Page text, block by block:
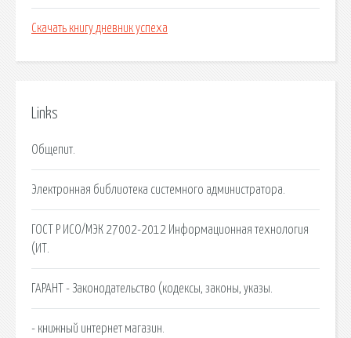
Скачать книгу дневник успеха
Links
Общепит.
Электронная библиотека системного администратора.
ГОСТ Р ИСО/МЭК 27002-2012 Информационная технология
(ИТ.
ГАРАНТ - Законодательство (кодексы, законы, указы.
- книжный интернет магазин.